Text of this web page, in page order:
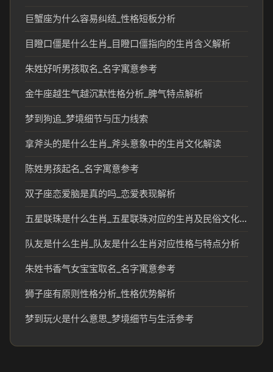
巨蟹座为什么容易纠结_性格短板分析
目瞪口僵是什么生肖_目瞪口僵指向的生肖含义解析
朱姓好听男孩取名_名字寓意参考
金牛座越生气越沉默性格分析_脾气特点解析
梦到狗追_梦境细节与压力线索
拿斧头的是什么生肖_斧头意象中的生肖文化解读
陈姓男孩起名_名字寓意参考
双子座恋爱脑是真的吗_恋爱表现解析
五星联珠是什么生肖_五星联珠对应的生肖及民俗文化分析
队友是什么生肖_队友是什么生肖对应性格与特点分析
朱姓书香气女宝宝取名_名字寓意参考
狮子座有原则性格分析_性格优势解析
梦到玩火是什么意思_梦境细节与生活参考